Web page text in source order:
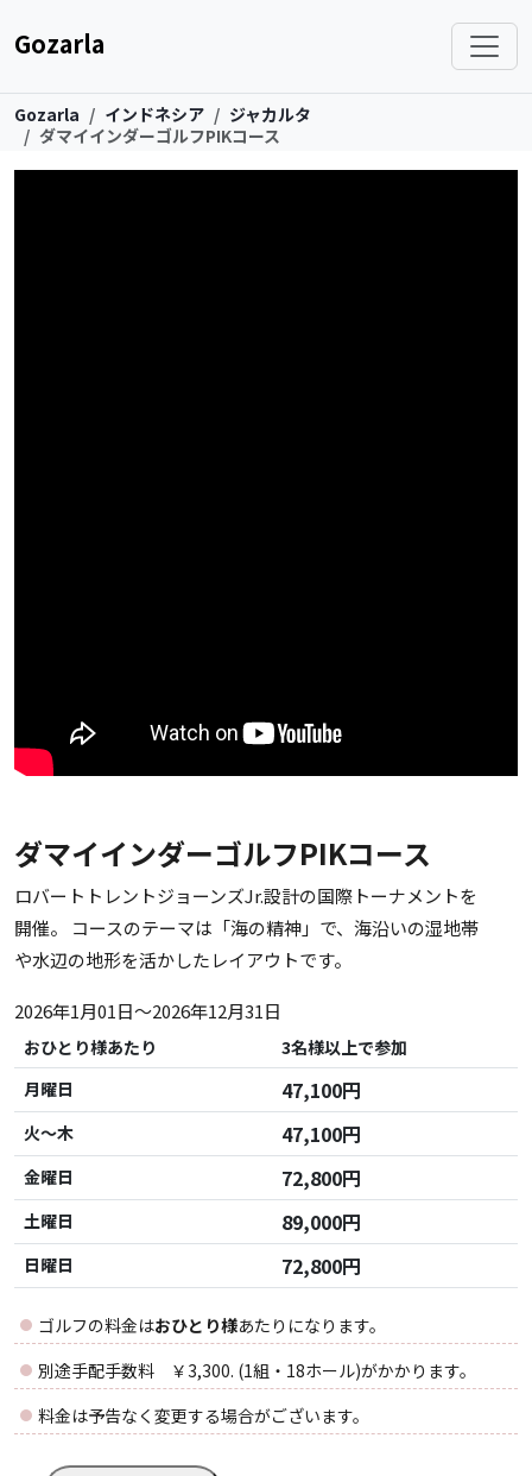
Gozarla
Gozarla インドネシア
ジャカルタ
ダマイインダーゴルフPIKコース
ダマイインダーゴルフPIKコース
ロバートトレントジョーンズJr.設計の国際トーナメントを
開催。 コースのテーマは「海の精神」で、海沿いの湿地帯
や水辺の地形を活かしたレイアウトです。
2026年1月01日～2026年12月31日
おひとり様あたり
3名様以上で参加
月曜日
47,100円
火～木 47,100円
金曜日 72,800円
土曜日 89,000円
日曜日 72,800円
ゴルフの料金はおひとり様あたりになります。
別途手配手数料 ￥3,300. (1組・18ホール)がかかります。
料金は予告なく変更する場合がございます。